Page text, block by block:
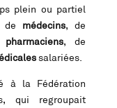
plein ou partiel
de médecins, de
pharmaciens, de
salariées.
à la Fédération
qui regroupait